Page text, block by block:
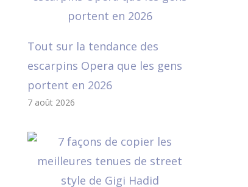
Tout sur la tendance des
escarpins Opera que les gens
portent en 2026
7 août 2026